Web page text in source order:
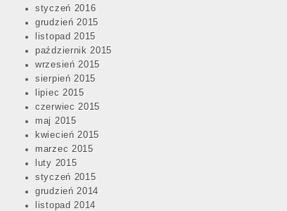
styczeń 2016
grudzień 2015
listopad 2015
październik 2015
wrzesień 2015
sierpień 2015
lipiec 2015
czerwiec 2015
maj 2015
kwiecień 2015
marzec 2015
luty 2015
styczeń 2015
grudzień 2014
listopad 2014